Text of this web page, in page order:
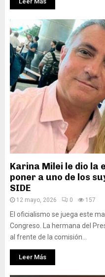
Karina Milei le dio la
poner a uno de los
SIDE
12 mayo, 2026 0 157
El oficialismo se juega este
Congreso. La hermana del
al frente de la comisión...
Leer Más